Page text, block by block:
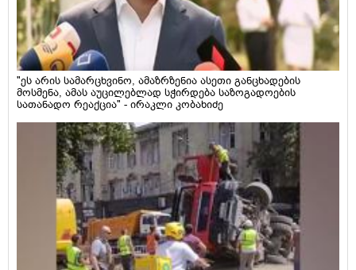
"ეს არის სამარცხვინო, ამაზრზენია ასეთი განცხადების
მოსმენა, ამას აუცილებლად სჭირდება საზოგადოების
სათანადო რეაქცია" - ირაკლი კობახიძე